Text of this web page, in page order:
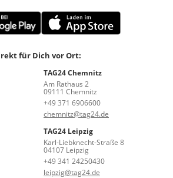
für Dich vor Ort:
TAG24 Chemnitz
Am Rathaus 2
09111 Chemnitz
+49 371 6906600
chemnitz@tag24.de
TAG24 Leipzig
Karl-Liebknecht-Straße 8
04107 Leipzig
+49 341 24250430
leipzig@tag24.de